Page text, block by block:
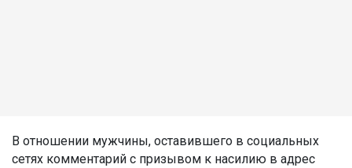
В отношении мужчины, оставившего в социальных
сетях комментарий с призывом к насилию в адрес